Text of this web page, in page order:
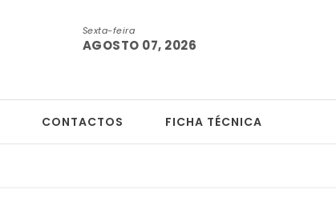
Sexta-feira
AGOSTO 07, 2026
CONTACTOS FICHA TÉCNICA